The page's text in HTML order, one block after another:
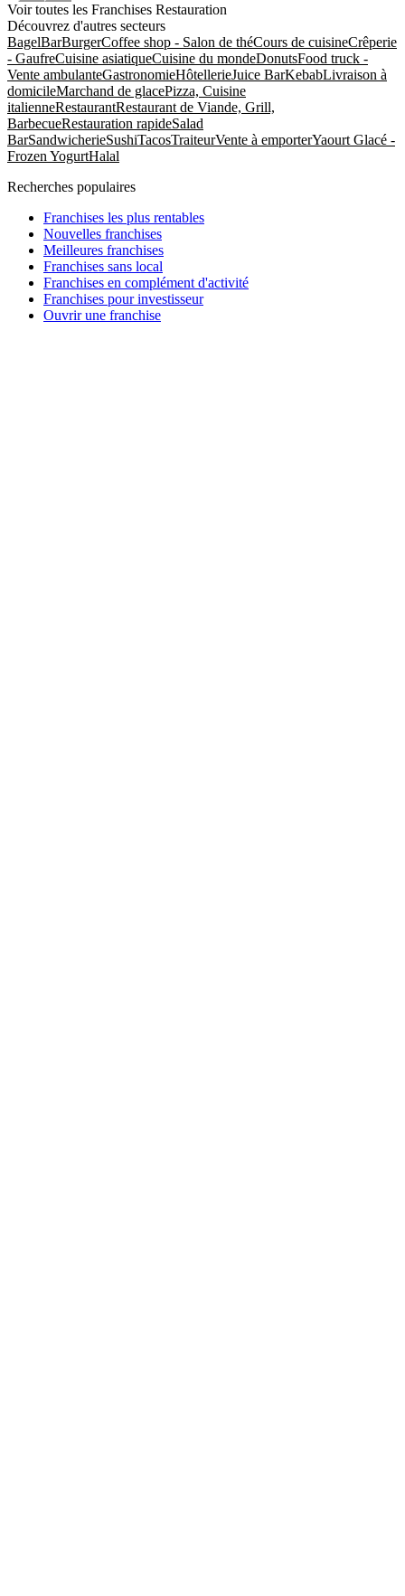
Voir toutes les Franchises Restauration
Découvrez d'autres secteurs
BagelBarBurgerCoffee shop - Salon de théCours de cuisineCrêperie
- GaufreCuisine asiatiqueCuisine du mondeDonutsFood truck -
Vente ambulanteGastronomieHôtellerieJuice BarKebabLivraison à
domicileMarchand de glacePizza, Cuisine
italienneRestaurantRestaurant de Viande, Grill,
BarbecueRestauration rapideSalad
BarSandwicherieSushiTacosTraiteurVente à emporterYaourt Glacé -
Frozen YogurtHalal
Recherches populaires
Franchises les plus rentables
Nouvelles franchises
Meilleures franchises
Franchises sans local
Franchises en complément d'activité
Franchises pour investisseur
Ouvrir une franchise